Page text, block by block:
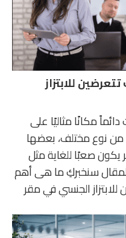
للابتزاز
مكانًا مثاليًا على
من نوع مختلف، بعضها
صعبًا للغاية مثل
المقال سنخبركِ ما هى أهم
للابتزاز الجنسي في مقر